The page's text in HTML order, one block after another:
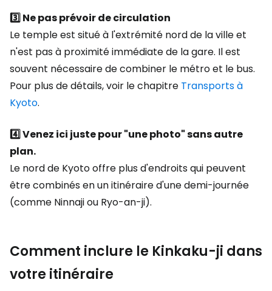
3️⃣ Ne pas prévoir de circulation
Le temple est situé à l'extrémité nord de la ville et
n'est pas à proximité immédiate de la gare. Il est
souvent nécessaire de combiner le métro et le bus.
Pour plus de détails, voir le chapitre Transports à
Kyoto.
4️⃣ Venez ici juste pour "une photo" sans autre
plan.
Le nord de Kyoto offre plus d'endroits qui peuvent
être combinés en un itinéraire d'une demi-journée
(comme Ninnaji ou Ryo-an-ji).
Comment inclure le Kinkaku-ji dans
votre itinéraire